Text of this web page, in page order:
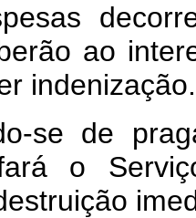
ao
indenização.
se de
o